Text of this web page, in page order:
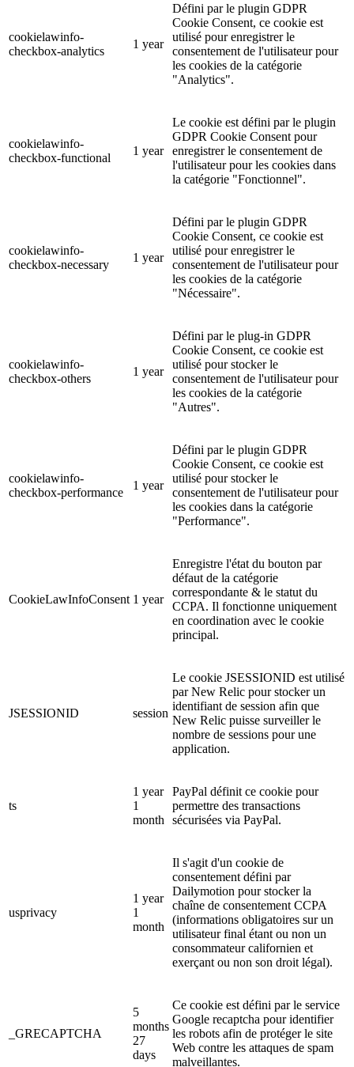
cookielawinfo-
checkbox-analytics
1 year
Défini par le plugin GDPR
Cookie Consent, ce cookie est
utilisé pour enregistrer le
consentement de l'utilisateur pour
les cookies de la catégorie
"Analytics".
cookielawinfo-
checkbox-functional
1 year
Le cookie est défini par le plugin
GDPR Cookie Consent pour
enregistrer le consentement de
l'utilisateur pour les cookies dans
la catégorie "Fonctionnel".
cookielawinfo-
checkbox-necessary
1 year
Défini par le plugin GDPR
Cookie Consent, ce cookie est
utilisé pour enregistrer le
consentement de l'utilisateur pour
les cookies de la catégorie
"Nécessaire".
cookielawinfo-
checkbox-others
1 year
Défini par le plug-in GDPR
Cookie Consent, ce cookie est
utilisé pour stocker le
consentement de l'utilisateur pour
les cookies de la catégorie
"Autres".
cookielawinfo-
checkbox-performance
1 year
Défini par le plugin GDPR
Cookie Consent, ce cookie est
utilisé pour stocker le
consentement de l'utilisateur pour
les cookies dans la catégorie
"Performance".
CookieLawInfoConsent 1 year
Enregistre l'état du bouton par
défaut de la catégorie
correspondante & le statut du
CCPA. Il fonctionne uniquement
en coordination avec le cookie
principal.
JSESSIONID session
Le cookie JSESSIONID est utilisé
par New Relic pour stocker un
identifiant de session afin que
New Relic puisse surveiller le
nombre de sessions pour une
application.
ts
1 year
1
month
PayPal définit ce cookie pour
permettre des transactions
sécurisées via PayPal.
usprivacy
1 year
1
month
Il s'agit d'un cookie de
consentement défini par
Dailymotion pour stocker la
chaîne de consentement CCPA
(informations obligatoires sur un
utilisateur final étant ou non un
consommateur californien et
exerçant ou non son droit légal).
_GRECAPTCHA
5
months
27
days
Ce cookie est défini par le service
Google recaptcha pour identifier
les robots afin de protéger le site
Web contre les attaques de spam
malveillantes.